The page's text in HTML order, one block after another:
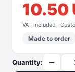
10.50
VAT included ·
Made to order
Quantity: −